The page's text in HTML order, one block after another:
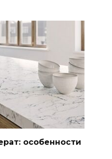
особенности